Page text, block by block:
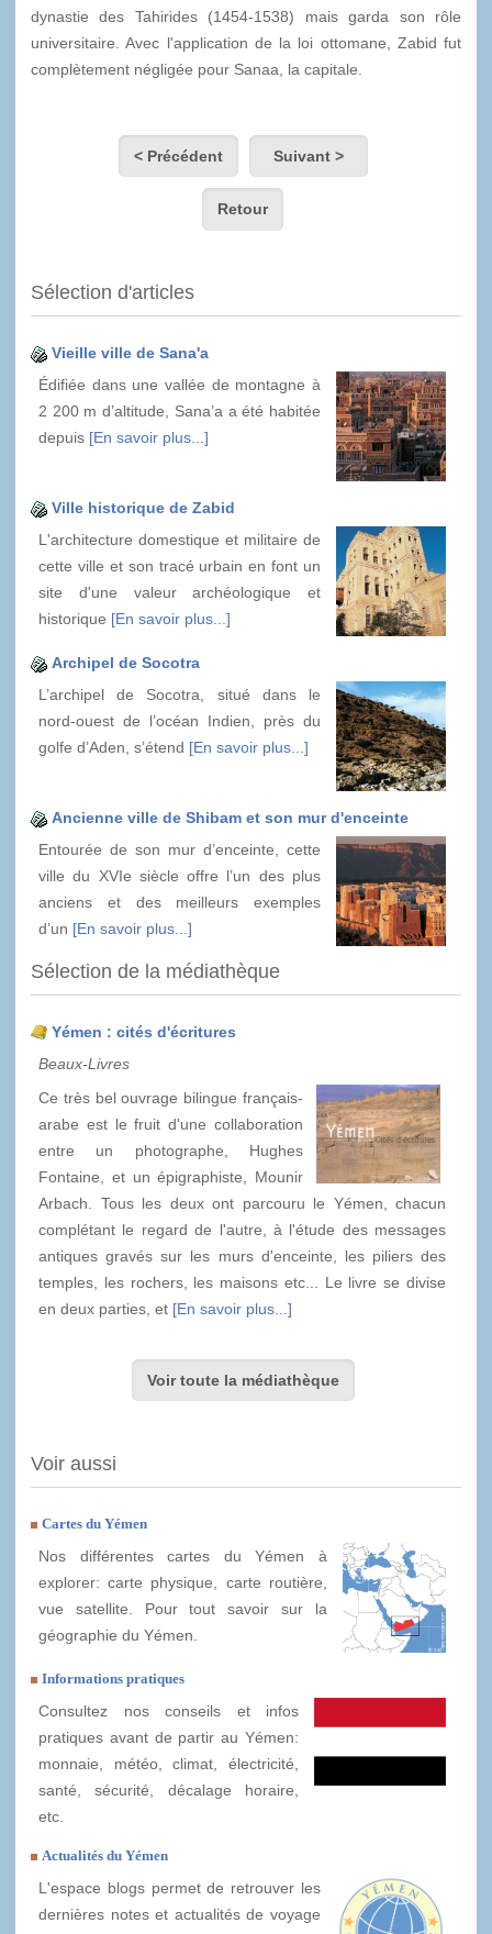
dynastie des Tahirides (1454-1538) mais garda son rôle
universitaire. Avec l'application de la loi ottomane, Zabid fut
complètement négligée pour Sanaa, la capitale.
< Précédent Suivant >
Retour
Sélection d'articles
Vieille ville de Sana'a
Édifiée dans une vallée de montagne à
2 200 m d’altitude, Sana’a a été habitée
depuis [En savoir plus...]
Ville historique de Zabid
L'architecture domestique et militaire de
cette ville et son tracé urbain en font un
site d'une valeur archéologique et
historique [En savoir plus...]
Archipel de Socotra
L’archipel de Socotra, situé dans le
nord-ouest de l’océan Indien, près du
golfe d’Aden, s’étend [En savoir plus...]
Ancienne ville de Shibam et son mur d'enceinte
Entourée de son mur d’enceinte, cette
ville du XVIe siècle offre l’un des plus
anciens et des meilleurs exemples
d’un [En savoir plus...]
Sélection de la médiathèque
Yémen : cités d'écritures
Beaux-Livres
Ce très bel ouvrage bilingue français-
arabe est le fruit d'une collaboration
entre un photographe, Hughes
Fontaine, et un épigraphiste, Mounir
Arbach. Tous les deux ont parcouru le Yémen, chacun
complétant le regard de l'autre, à l'étude des messages
antiques gravés sur les murs d'enceinte, les piliers des
temples, les rochers, les maisons etc... Le livre se divise
en deux parties, et [En savoir plus...]
Voir toute la médiathèque
Voir aussi
Cartes du Yémen
Nos différentes cartes du Yémen à
explorer: carte physique, carte routière,
vue satellite. Pour tout savoir sur la
géographie du Yémen.
Informations pratiques
Consultez nos conseils et infos
pratiques avant de partir au Yémen:
monnaie, météo, climat, électricité,
santé, sécurité, décalage horaire,
etc.
Actualités du Yémen
L'espace blogs permet de retrouver les
dernières notes et actualités de voyage